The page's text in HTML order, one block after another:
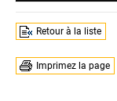
Retour à la liste
Imprimez la page